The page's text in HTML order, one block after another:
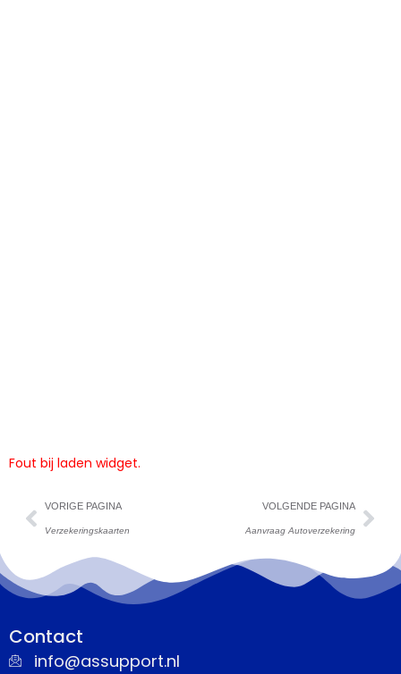
Fout bij laden widget.
VORIGE PAGINA
Verzekeringskaarten
VOLGENDE PAGINA
Aanvraag Autoverzekering
Contact
info@assupport.nl